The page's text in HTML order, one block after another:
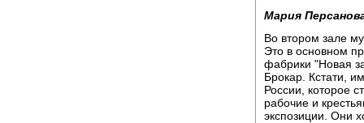
Мария
Во втором зале
Это в основном
фабрики "Новая
Брокар. Кстати,
России, которое
рабочие и
экспозиции. Они